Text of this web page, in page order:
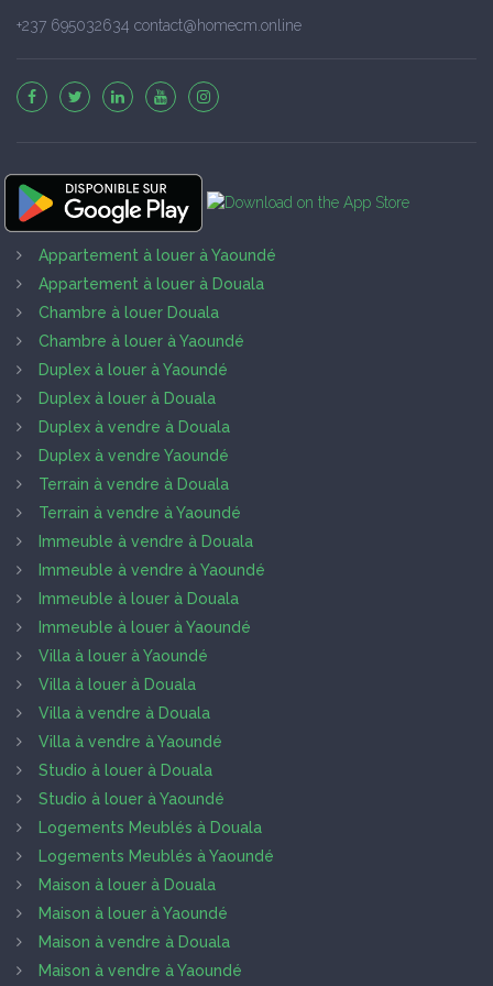
+237 695032634 contact@homecm.online
Appartement à louer à Yaoundé
Appartement à louer à Douala
Chambre à louer Douala
Chambre à louer à Yaoundé
Duplex à louer à Yaoundé
Duplex à louer à Douala
Duplex à vendre à Douala
Duplex à vendre Yaoundé
Terrain à vendre à Douala
Terrain à vendre à Yaoundé
Immeuble à vendre à Douala
Immeuble à vendre à Yaoundé
Immeuble à louer à Douala
Immeuble à louer à Yaoundé
Villa à louer à Yaoundé
Villa à louer à Douala
Villa à vendre à Douala
Villa à vendre à Yaoundé
Studio à louer à Douala
Studio à louer à Yaoundé
Logements Meublés à Douala
Logements Meublés à Yaoundé
Maison à louer à Douala
Maison à louer à Yaoundé
Maison à vendre à Douala
Maison à vendre à Yaoundé